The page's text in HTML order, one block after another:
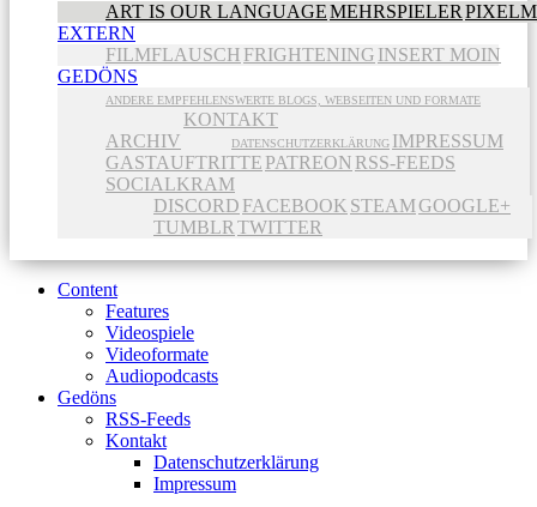
ART IS OUR LANGUAGEMEHRSPIELER
EXTERN
FILMFLAUSCH FRIGHTENING INSERT MOIN
GEDÖNS
ANDERE EMPFEHLENSWERTE BLOGS, WEBSEITEN UND FORMATE
ARCHIV
KONTAKT
DATENSCHUTZERKLÄRUNG IMPRESSUM
GASTAUFTRITTE PATREON RSS-FEEDS
SOCIALKRAM
DISCORD FACEBOOK STEAMGOOGLE+
TUMBLR TWITTER
Content
Features
Videospiele
Videoformate
Audiopodcasts
Gedöns
RSS-Feeds
Kontakt
Datenschutzerklärung
Impressum